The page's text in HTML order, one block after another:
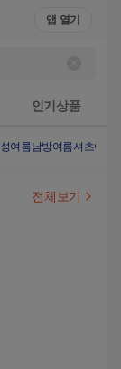
앱 열기
인기상품
여름남방여름셔츠여성
전체보기